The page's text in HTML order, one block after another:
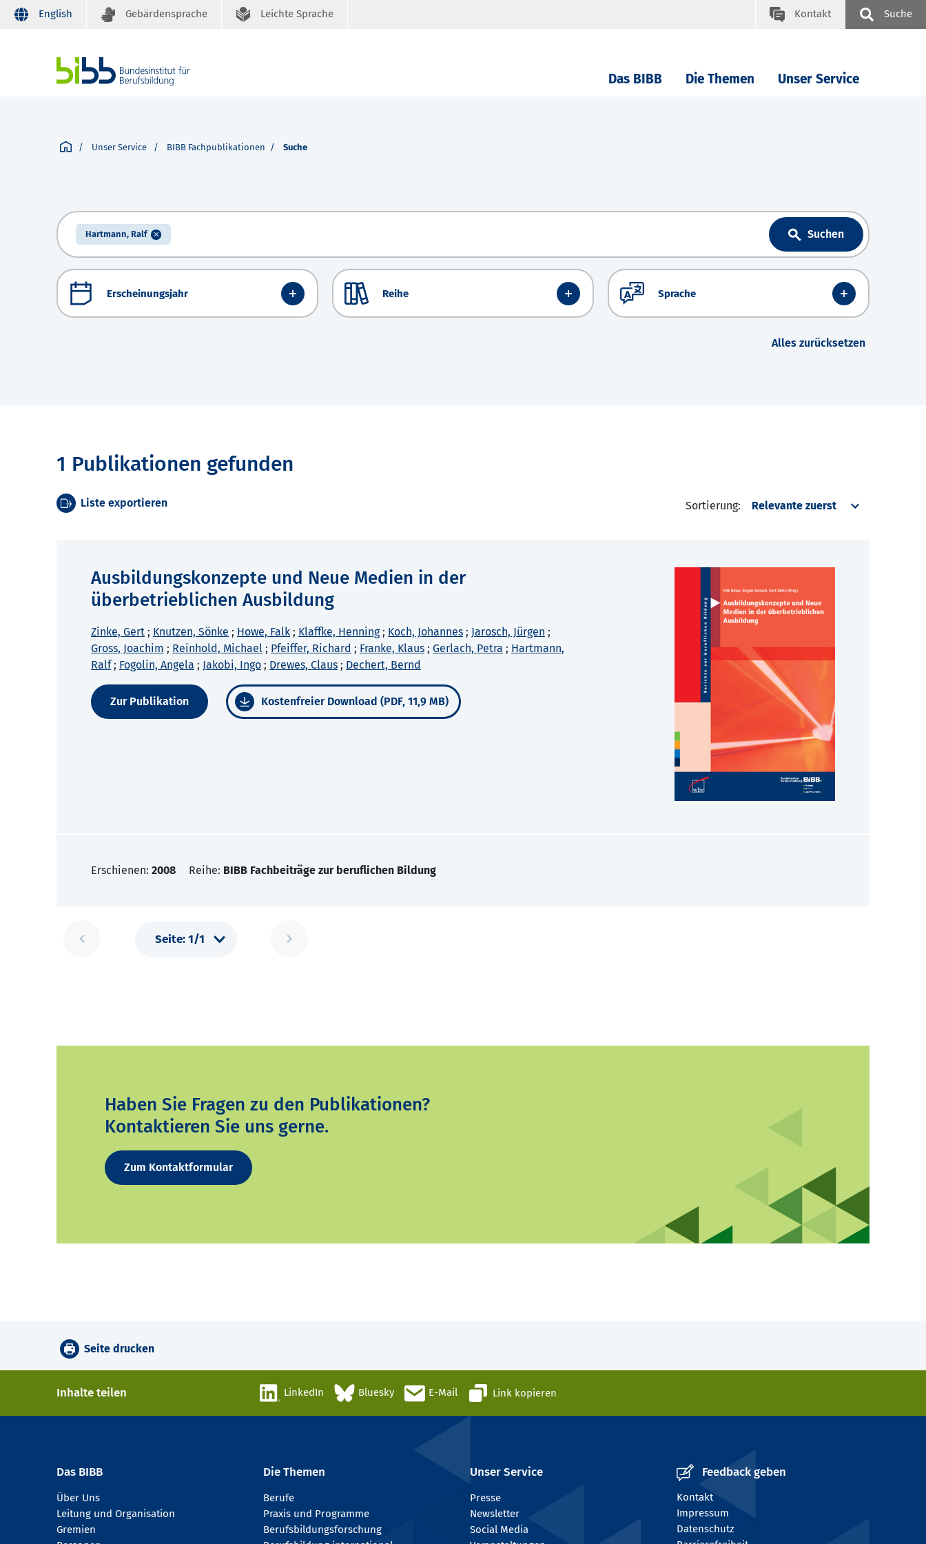
English Gebärdensprache Leichte Sprache Kontakt Suche
Das BIBB Die Themen Unser Service
Unser Service BIBB Fachpublikationen Suche
Hartmann, Ralf Suchen
Erscheinungsjahr Reihe Sprache
Alles zurücksetzen
1 Publikationen gefunden
Liste exportieren Sortierung:
Ausbildungskonzepte und Neue Medien in der
überbetrieblichen Ausbildung
Zinke, Gert ; Knutzen, Sönke ; Howe, Falk ; Klaffke, Henning; Koch, Johannes ; Jarosch, Jürgen ;
Gross, Joachim ; Reinhold, Michael ; Pfeiffer, Richard ; Franke, Klaus ; Gerlach, Petra ; Hartmann,
Ralf; Fogolin, Angela ; Jakobi, Ingo ; Drewes, Claus ; Dechert, Bernd
Zur Publikation Kostenfreier Download (PDF, 11,9 MB)
Erschienen: 2008 Reihe: BIBB Fachbeiträge zur beruflichen Bildung
Haben Sie Fragen zu den Publikationen?
Kontaktieren Sie uns gerne.
Zum Kontaktformular
Seite drucken
Inhalte teilen LinkedIn Bluesky E-Mail Link kopieren
Das BIBB
Über Uns
Leitung und Organisation
Gremien
Die Themen
Berufe
Praxis und Programme
Berufsbildungsforschung
Unser Service
Presse
Newsletter
Social Media
Feedback geben
Kontakt
Impressum
Datenschutz